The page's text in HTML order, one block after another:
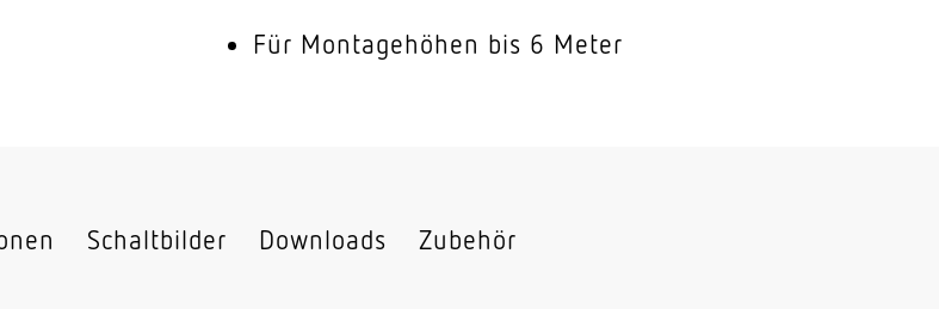
Für Montagehöhen bis 6 Meter
Schaltbilder Downloads Zubehör